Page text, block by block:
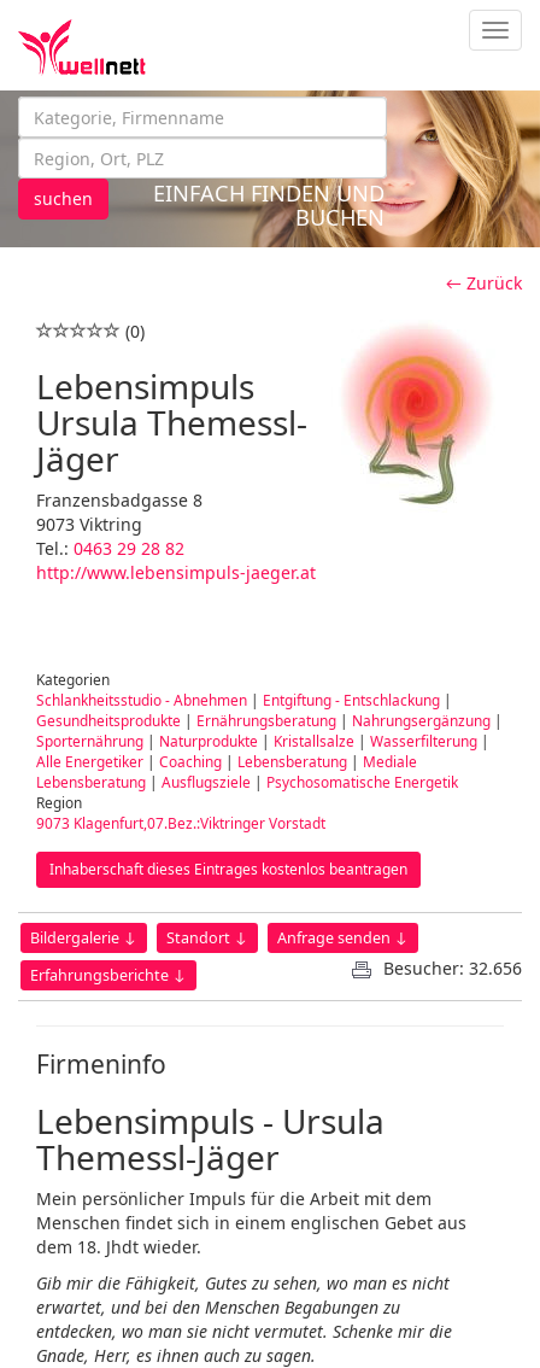
suchen
EINFACH FINDEN UND
BUCHEN
← Zurück
(0)
Lebensimpuls
Ursula Themessl-
Jäger
Franzensbadgasse 8
9073 Viktring
Tel.: 0463 29 28 82
http://www.lebensimpuls-jaeger.at
Kategorien
Schlankheitsstudio - Abnehmen | Entgiftung - Entschlackung |
Gesundheitsprodukte | Ernährungsberatung | Nahrungsergänzung |
Sporternährung | Naturprodukte | Kristallsalze | Wasserfilterung |
Alle Energetiker | Coaching | Lebensberatung | Mediale
Lebensberatung | Ausflugsziele | Psychosomatische Energetik
Region
9073 Klagenfurt,07.Bez.:Viktringer Vorstadt
Inhaberschaft dieses Eintrages kostenlos beantragen
Bildergalerie ↓ Standort ↓
Anfrage senden ↓
Erfahrungsberichte ↓
Besucher: 32.656
Firmeninfo
Lebensimpuls - Ursula
Themessl-Jäger
Mein persönlicher Impuls für die Arbeit mit dem
Menschen findet sich in einem englischen Gebet aus
dem 18. Jhdt wieder.
Gib mir die Fähigkeit, Gutes zu sehen, wo man es nicht
erwartet, und bei den Menschen Begabungen zu
entdecken, wo man sie nicht vermutet. Schenke mir die
Gnade, Herr, es ihnen auch zu sagen.